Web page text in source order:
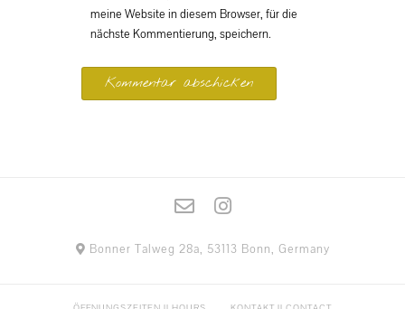
meine Website in diesem Browser, für die
nächste Kommentierung, speichern.
Bonner Talweg 28a, 53113 Bonn, Germany